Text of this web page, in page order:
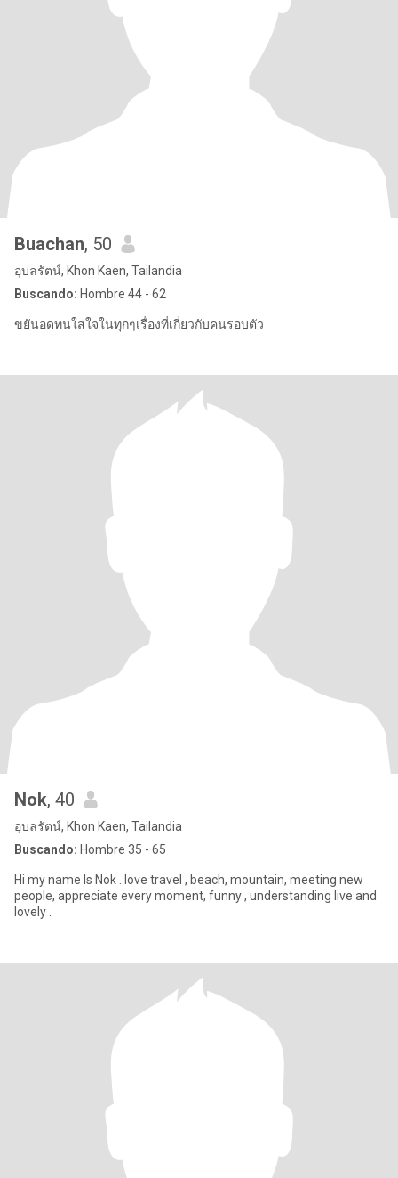
Buachan, 50
อุบลรัตน์, Khon Kaen, Tailandia
Buscando: Hombre 44 - 62
ขยันอดทนใส่ใจในทุกๆเรื่องที่เกี่ยวกับคนรอบตัว
Nok, 40
อุบลรัตน์, Khon Kaen, Tailandia
Buscando: Hombre 35 - 65
Hi my name Is Nok . love travel , beach, mountain, meeting new
people, appreciate every moment, funny , understanding live and
lovely .